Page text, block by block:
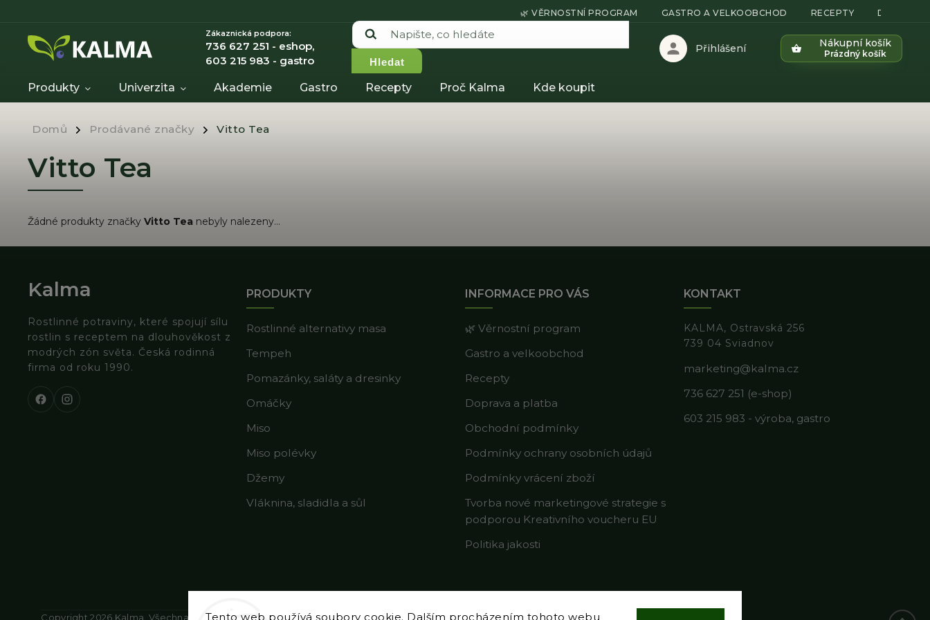
Tento web používá soubory cookie. Dalším procházením tohoto webu
🌿 VĚRNOSTNÍ PROGRAM GASTRO A VELKOOBCHOD RECEPTY DOPRAVA
Zákaznická podpora:
736 627 251 - eshop,
603 215 983 - gastro
Hledat
Nákupní košík
Prázdný košík
Přihlášení
Produkty Univerzita Akademie Gastro Recepty Proč Kalma Kde koupit
Domů / Prodávané značky / Vitto Tea
Vitto Tea
Žádné produkty značky Vitto Tea nebyly nalezeny...
Kalma
Rostlinné potraviny, které spojují sílu
rostlin s receptem na dlouhověkost z
modrých zón světa. Česká rodinná
firma od roku 1990.
PRODUKTY
Rostlinné alternativy masa
Tempeh
Pomazánky, saláty a dresinky
Omáčky
Miso
Miso polévky
Džemy
Vláknina, sladidla a sůl
INFORMACE PRO VÁS
🌿 Věrnostní program
Gastro a velkoobchod
Recepty
Doprava a platba
Obchodní podmínky
Podmínky ochrany osobních údajů
Podmínky vrácení zboží
Tvorba nové marketingové strategie s
podporou Kreativního voucheru EU
Politika jakosti
KONTAKT
KALMA, Ostravská 256
739 04 Sviadnov
marketing@kalma.cz
736 627 251 (e-shop)
603 215 983 - výroba, gastro
Copyright 2026 Kalma . Všechna práva vyhrazena.